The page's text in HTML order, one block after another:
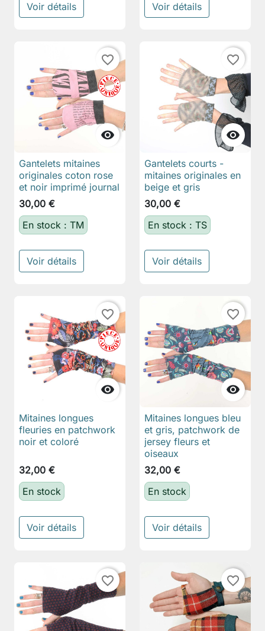
Voir détails Voir détails

favorite_border
Gantelets mitaines
originales coton rose
et noir imprimé journal
30,00 €
En stock : TM
Voir détails

favorite_border
Gantelets courts -
mitaines originales en
beige et gris
30,00 €
En stock : TS
Voir détails

favorite_border
Mitaines longues
fleuries en patchwork
noir et coloré
32,00 €
En stock
Voir détails

favorite_border
Mitaines longues bleu
et gris, patchwork de
jersey fleurs et
oiseaux
32,00 €
En stock
Voir détails
favorite_border favorite_border